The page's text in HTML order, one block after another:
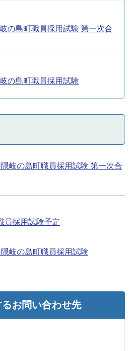
の島町職員採用試験 第一次合
の島町職員採用試験
岐の島町職員採用試験 第一次合
員採用試験予定
岐の島町職員採用試験
お問い合わせ先